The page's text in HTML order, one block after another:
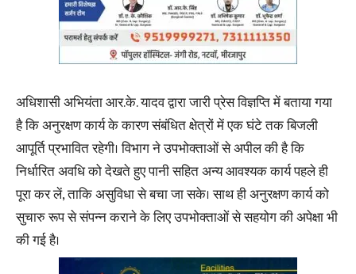
अधिशासी अभियंता आर.के. यादव द्वारा जारी प्रेस विज्ञप्ति में बताया गया
है कि अनुरक्षण कार्य के कारण संबंधित क्षेत्रों में एक घंटे तक बिजली
आपूर्ति प्रभावित रहेगी। विभाग ने उपभोक्ताओं से अपील की है कि
निर्धारित अवधि को देखते हुए पानी सहित अन्य आवश्यक कार्य पहले ही
पूरा कर लें, ताकि असुविधा से बचा जा सके। साथ ही अनुरक्षण कार्य को
सुचारु रूप से संपन्न कराने के लिए उपभोक्ताओं से सहयोग की अपेक्षा भी
की गई है।